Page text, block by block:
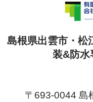
島根県出雲市・松
〒